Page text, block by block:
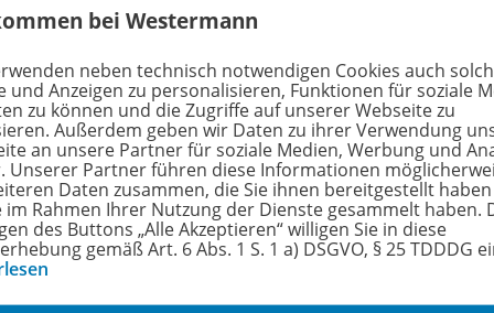
Team stellt ein Update mit vielen Neuigkeiten
ALFONS Lernwelt bereit.
(ca. 300 MB) aktualisiert alle installierten Programme
Lernwelt Manager und ALFONS Datenserver auf den
bei Westermann
neben technisch notwendigen Cookies auch
und Anzeigen zu personalisieren, Funktionen für soziale
zu können und die Zugriffe auf unserer Webseite zu
Außerdem geben wir Daten zu ihrer Verwendung
an unsere Partner für soziale Medien, Werbung und
Unserer Partner führen diese Informationen
Daten zusammen, die Sie ihnen bereitgestellt
im Rahmen Ihrer Nutzung der Dienste gesammelt haben.
des Buttons „Alle Akzeptieren“ willigen Sie in diese
gemäß Art. 6 Abs. 1 S. 1 a) DSGVO, § 25 TDDDG